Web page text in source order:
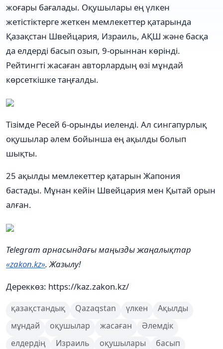
жоғары бағалады. Оқушылары ең үлкен
жетістіктерге жеткен мемлекеттер қатарында
Қазақстан Швейцария, Израиль, АҚШ және басқа
да елдерді басып озып, 9-орыннан көрінді.
Рейтингті жасаған авторлардың өзі мұндай
көрсеткішке таңғалды.
Тізімде Ресей 6-орынды иеленді. Ал сингапурлық
оқушылар әлем бойынша ең ақылды болып
шықты.
25 ақылды мемлекеттер қатарын Жапония
бастады. Мұнан кейін Швейцария мен Қытай орын
алған.
Telegram арнасындағы маңызды жаңалықтар
«zakon.kz». Жазылу!
Дереккөз: https://kaz.zakon.kz/
қазақстандық Qazaqstan үлкен
Ақылды
мұндай
оқушылар жасаған
Әлемдік
елдердің
Израиль оқушылары
басып